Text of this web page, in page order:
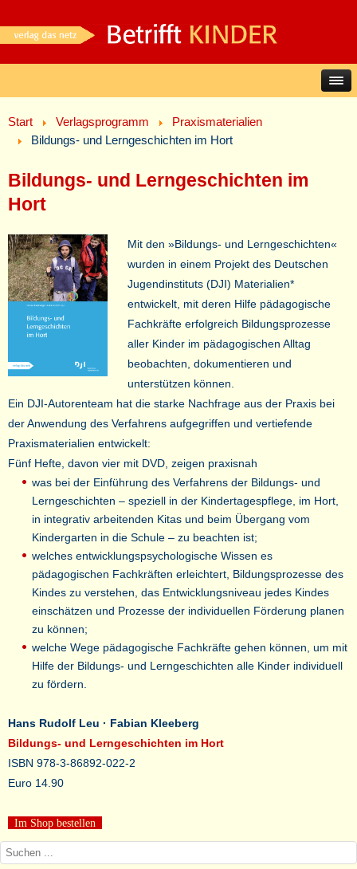
Start Verlagsprogramm
Praxismaterialien
Bildungs- und Lerngeschichten im Hort
Bildungs- und Lerngeschichten im
Hort
Mit den »Bildungs- und Lerngeschichten«
wurden in einem Projekt des Deutschen
Jugendinstituts (DJI) Materialien*
entwickelt, mit deren Hilfe pädagogische
Fachkräfte erfolgreich Bildungsprozesse
aller Kinder im pädagogischen Alltag
beobachten, dokumentieren und
unterstützen können.
Ein DJI-Autorenteam hat die starke Nachfrage aus der Praxis bei
der Anwendung des Verfahrens aufgegriffen und vertiefende
Praxismaterialien entwickelt:
Fünf Hefte, davon vier mit DVD, zeigen praxisnah
was bei der Einführung des Verfahrens der Bildungs- und
Lerngeschichten – speziell in der Kindertagespflege, im Hort,
in integrativ arbeitenden Kitas und beim Übergang vom
Kindergarten in die Schule – zu beachten ist;
welches entwicklungspsychologische Wissen es
pädagogischen Fachkräften erleichtert, Bildungsprozesse des
Kindes zu verstehen, das Entwicklungsniveau jedes Kindes
einschätzen und Prozesse der individuellen Förderung planen
zu können;
welche Wege pädagogische Fachkräfte gehen können, um mit
Hilfe der Bildungs- und Lerngeschichten alle Kinder individuell
zu fördern.
Hans Rudolf Leu · Fabian Kleeberg
Bildungs- und Lerngeschichten im Hort
ISBN 978-3-86892-022-2
Euro 14.90
Im Shop bestellen